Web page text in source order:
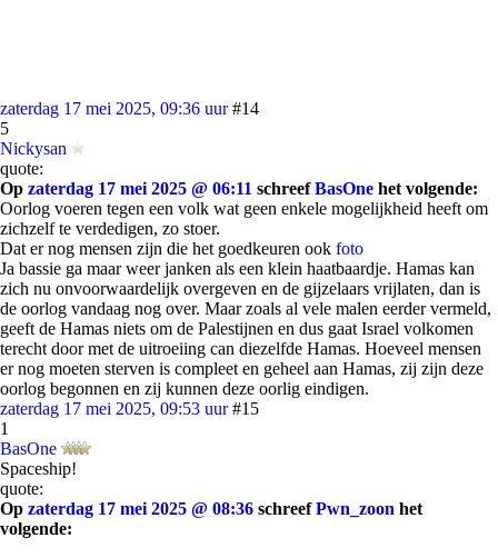
zaterdag 17 mei 2025, 09:36 uur #14
5
Nickysan
quote:
Op zaterdag 17 mei 2025 @ 06:11 schreefBasOne het volgende:
Oorlog voeren tegen een volk wat geen enkele mogelijkheid heeft om
zichzelf te verdedigen, zo stoer.
Dat er nog mensen zijn die het goedkeuren ook foto
Ja bassie ga maar weer janken als een klein haatbaardje. Hamas kan
zich nu onvoorwaardelijk overgeven en de gijzelaars vrijlaten, dan is
de oorlog vandaag nog over. Maar zoals al vele malen eerder vermeld,
geeft de Hamas niets om de Palestijnen en dus gaat Israel volkomen
terecht door met de uitroeiing can diezelfde Hamas. Hoeveel mensen
er nog moeten sterven is compleet en geheel aan Hamas, zij zijn deze
oorlog begonnen en zij kunnen deze oorlig eindigen.
zaterdag 17 mei 2025, 09:53 uur #15
1
BasOne
Spaceship!
quote:
Op zaterdag 17 mei 2025 @ 08:36 schreefPwn_zoon het
volgende: